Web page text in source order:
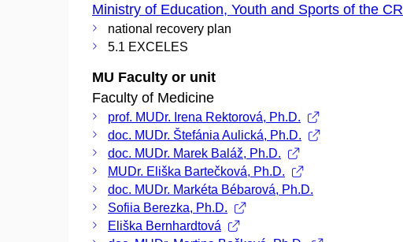
Ministry of Education, Youth and Sports of the CR
national recovery plan
5.1 EXCELES
MU Faculty or unit
Faculty of Medicine
prof. MUDr. Irena Rektorová, Ph.D.
doc. MUDr. Štefánia Aulická, Ph.D.
doc. MUDr. Marek Baláž, Ph.D.
MUDr. Eliška Bartečková, Ph.D.
doc. MUDr. Markéta Bébarová, Ph.D.
Sofiia Berezka, Ph.D.
Eliška Bernhardtová